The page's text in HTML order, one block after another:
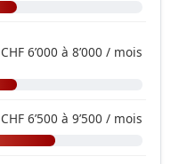
CHF 6’000 à 8’000 / mois
CHF 6’500 à 9’500 / mois